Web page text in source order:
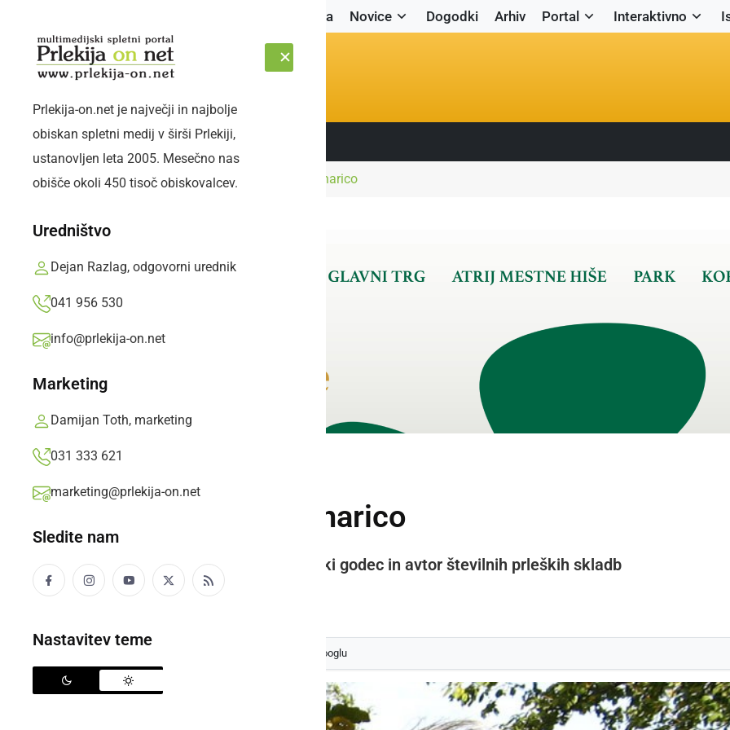
Naslovnica Novice Dogodki Arhiv Portal Interaktivno
ČETRTEK, 6. AVGUST 2026 Sledite nam:
Prlekija-on.net je največji in najbolje
obiskan spletni medij v širši Prlekiji,
ustanovljen leta 2005. Mesečno nas
obišče okoli 450 tisoč obiskovalcev.
Uredništvo
Dejan Razlag, odgovorni urednik
041 956 530
info@prlekija-on.net
Marketing
Damijan Toth, marketing
031 333 621
marketing@prlekija-on.net
Sledite nam
Nastavitev teme
Naslovnica ZanimivostiLegenda s frajtonarico
Legenda s frajtonarico
Alojz Grnjak iz Slamnjaka, ljudski godec in avtor številnih prleških skladb
Prlekija-on.net,torek, 23. februar 2010 ob 07:23
kot svoj prednostni vir na Googlu